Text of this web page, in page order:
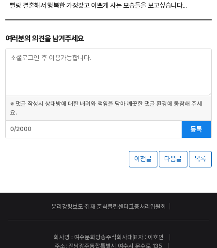
빨랑 결혼해서 행복한 가정갖고 이쁘게 사는 모습들을 보고싶습니다...
여러분의 의견을 남겨주세요
※ 댓글 작성시 상대방에 대한 배려와 책임을 담아 깨끗한 댓글 환경에 동참해 주세
요.
0/2000 등록
이전글 다음글 목록
윤리강령 보도·취재 준칙클린센터 고충처리위원회
회사명 : 여수문화방송주식회사대표자 : 이호인
주소: 전남광주통합특별시 여수시 문수로 135